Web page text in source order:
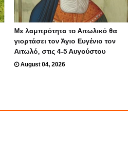
Με λαμπρότητα το Αιτωλικό θα
γιορτάσει τον Άγιο Ευγένιο τον
Αιτωλό, στις 4-5 Αυγούστου
August 04, 2026